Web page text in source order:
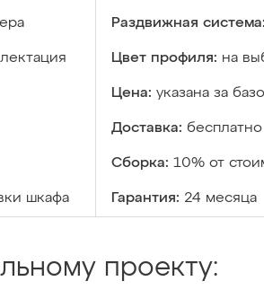
Раздвижная система:
Цвет профиля: на
Цена: указана за
Доставка: бесплатно
Сборка: 10% от
шкафа Гарантия: 24 месяца
проекту: